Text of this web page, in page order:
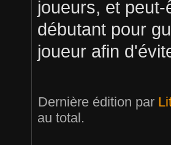
joueurs, et
débutant pour
joueur afin
Dernière édition par
au total.